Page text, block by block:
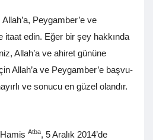
Peygam­ber’e ve
itaat edin. Eğer bir şey hakkında
Allah’a ve ahiret gününe
Allah’a ve Peygamber’e başvu­
ve sonucu en güzel olandır.
Atba, 5 Aralık 2014’de